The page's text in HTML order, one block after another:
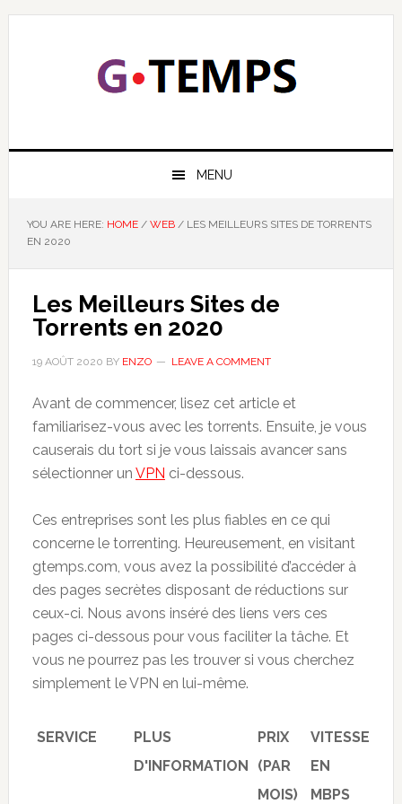
Skip
Skip
Skip
Skip
GTEMPS
MENU
YOU ARE HERE: HOME / WEB /LES MEILLEURS SITES DE TORRENTS
EN 2020
Les Meilleurs Sites de
Torrents en 2020
19 AOÛT 2020 BY ENZO LEAVE A COMMENT
Avant de commencer, lisez cet article et
familiarisez-vous avec les torrents. Ensuite, je vous
causerais du tort si je vous laissais avancer sans
sélectionner un VPN ci-dessous.
Ces entreprises sont les plus fiables en ce qui
concerne le torrenting. Heureusement, en visitant
gtemps.com, vous avez la possibilité d’accéder à
des pages secrètes disposant de réductions sur
ceux-ci. Nous avons inséré des liens vers ces
pages ci-dessous pour vous faciliter la tâche. Et
vous ne pourrez pas les trouver si vous cherchez
simplement le VPN en lui-même.
SERVICE
PLUS
D'INFORMATION
PRIX
(PAR
MOIS)
VITESSE
EN
MBPS